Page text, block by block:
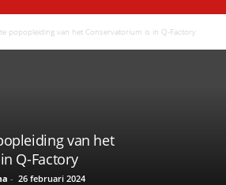
popopleiding van het Conservatorium is in Q-Factory
van het
Q-Factory
- 26 februari 2024